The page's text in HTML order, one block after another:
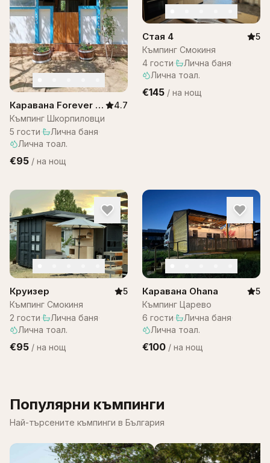
Каравана Forever –
Шкорпиловци
4.7
Къмпинг Шкорпиловци
5 гости· Лична баня·
Лична тоал.
€95 / на нощ
Стая 4
5
Къмпинг Смокиня
4 гости· Лична баня·
Лична тоал.
€145 / на нощ
Круизер
5
Къмпинг Смокиня
2 гости· Лична баня·
Лична тоал.
€95 / на нощ
Каравана Ohana
5
Къмпинг Царево
6 гости· Лична баня·
Лична тоал.
€100 / на нощ
Популярни къмпинги
Най-търсените къмпинги в България